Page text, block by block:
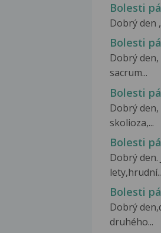
Bolesti
Dobrý den
Bolesti
Dobrý
sacrum...
Bolesti
Dobrý
skolioza,...
Bolesti
Dobrý
Bolesti
Dobrý
druhého...